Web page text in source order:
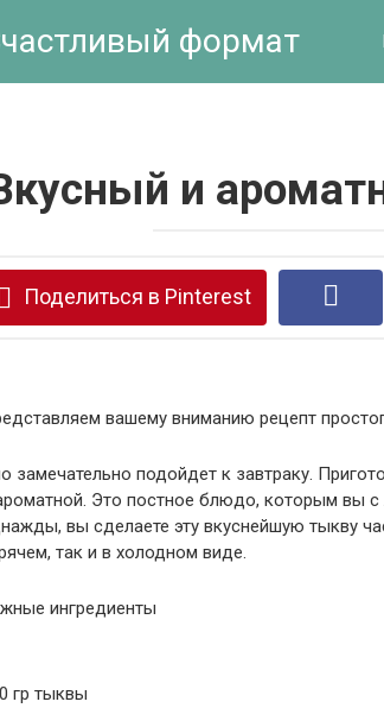
формат
и
Поделиться в Pinterest
вашему вниманию рецепт
замечательно подойдет к завтраку.
Это постное блюдо, которым вы с
вы сделаете эту вкуснейшую тыкву
так и в холодном виде.
ингредиенты
гр тыквы